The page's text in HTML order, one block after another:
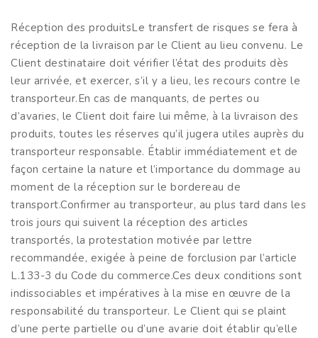
Réception des produitsLe transfert de risques se fera à
réception de la livraison par le Client au lieu convenu. Le
Client destinataire doit vérifier l’état des produits dès
leur arrivée, et exercer, s’il y a lieu, les recours contre le
transporteur.En cas de manquants, de pertes ou
d’avaries, le Client doit faire lui même, à la livraison des
produits, toutes les réserves qu’il jugera utiles auprès du
transporteur responsable. Établir immédiatement et de
façon certaine la nature et l’importance du dommage au
moment de la réception sur le bordereau de
transport.Confirmer au transporteur, au plus tard dans les
trois jours qui suivent la réception des articles
transportés, la protestation motivée par lettre
recommandée, exigée à peine de forclusion par l’article
L.133-3 du Code du commerce.Ces deux conditions sont
indissociables et impératives à la mise en œuvre de la
responsabilité du transporteur. Le Client qui se plaint
d’une perte partielle ou d’une avarie doit établir qu’elle